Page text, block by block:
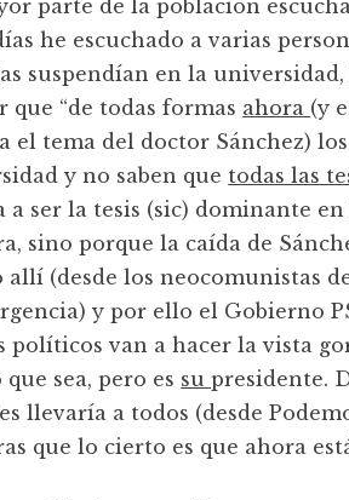
parte de la población
he escuchado a varias
suspendían en la
que “de todas formas ahora (y
el tema del doctor Sánchez)
y no saben que todas las
a ser la tesis (sic) dominante
sino porque la caída de
allí (desde los neocomunistas
y por ello el Gobierno
políticos van a hacer la vista
que sea, pero es supresidente.
llevaría a todos (desde
que lo cierto es que ahora